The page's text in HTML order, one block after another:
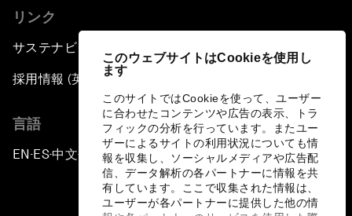
このウェブサイトはCookieを使用し
ます
このサイトではCookieを使って、ユーザー
に合わせたコンテンツや広告の表示、トラ
フィックの分析を行っています。またユー
ザーによるサイトの利用状況についても情
報を収集し、ソーシャルメディアや広告配
信、データ解析の各パートナーに情報を共
有しています。ここで収集された情報は、
ユーザーが各パートナーに提供した他の情
Trillion-Dollar Vision
Strategic Outlook on South Asia
Future Frontiers of Technology Control
Media Freedom in Crisis
Achieving a Single Market in Africa
リンク
サステナビリティへの取り組み
採用情報 (英語のみ)
言語
EN ▪ES▪中文▪ 日本語